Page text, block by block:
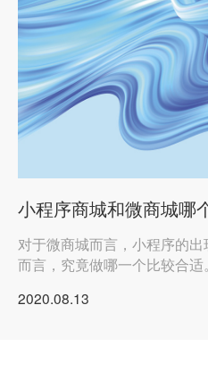
小程序商城和微商城哪
对于微商城而言，小程序的
而言，究竟做哪一个比较合适。
2020.08.13
实体店如何渡过2022年难过，
汕头网站app开发